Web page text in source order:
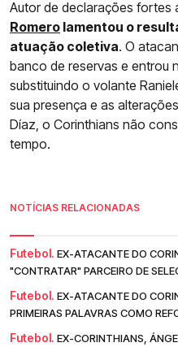
Autor de declarações fortes
Romero lamentou o
atuação coletiva. O
banco de reservas e entrou
substituindo o volante
sua presença e as
Díaz, o Corinthians não
tempo.
NOTÍCIAS RELACIONADAS
Futebol. EX-ATACANTE DO
"CONTRATAR" PARCEIRO DE
Futebol. EX-ATACANTE DO
PRIMEIRAS PALAVRAS COMO
Futebol. EX-CORINTHIANS,